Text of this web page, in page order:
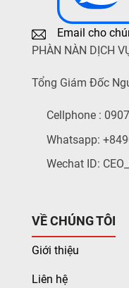
Email cho
PHÀN NÀN DỊCH
Tổng Giám Đốc
Cellphone :
Whatsapp:
Wechat ID:
VỀ CHÚNG TÔI
Giới thiệu
Liên hệ